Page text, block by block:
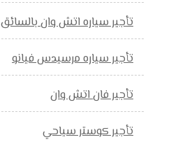
تأجير سياره اتش وان بالسائق
تأجير سياره مرسيدس فيانو
تأجير فان اتش وان
تأجير كوستر سياحي